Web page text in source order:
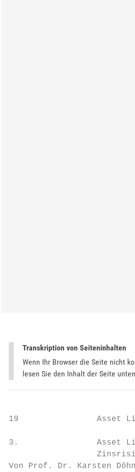
Transkription von Seiteninhalten
Wenn Ihr Browser die Seite nicht
lesen Sie den Inhalt der Seite unten
19                Asset
3.                Asset
Von Prof. Dr. Karsten